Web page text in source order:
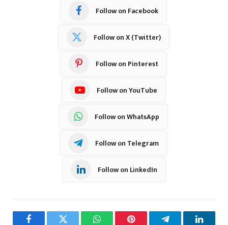
Follow on Facebook
Follow on X (Twitter)
Follow on Pinterest
Follow on YouTube
Follow on WhatsApp
Follow on Telegram
Follow on LinkedIn